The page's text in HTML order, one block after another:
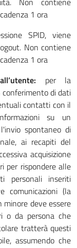
1 ora
SPID, viene
Non contiene
1 ora
per la
di dati
contatti con il
su un
spontaneo di
ai recapiti del
acquisizione
per rispondere alle
personali inseriti
comunicazioni (la
deve essere
o da persona che
tratterà questi
assumendo che